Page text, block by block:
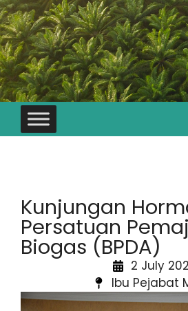
Kunjungan
Persatuan
Biogas (BPDA)
2 July
Ibu Pejabat